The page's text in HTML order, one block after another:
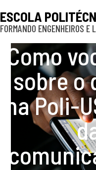
ESCOLA
FORMANDO ENGENHEIROS E
Como
sobre o
na Poli-